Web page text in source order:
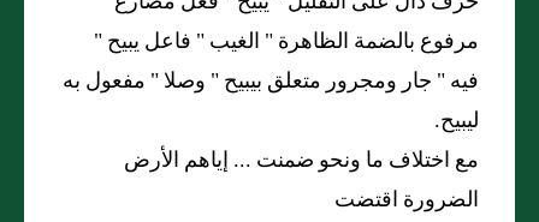
مرفوع بالضمة الظاهرة"الغيب"فاعل يبيح"
فيه"جار ومجرور متعلق بيبيح"وصلا"مفعول به
ليبيح.
مع اختلاف ما ونحو ضمنت...إياهم الأرض
الضرورة اقتضت